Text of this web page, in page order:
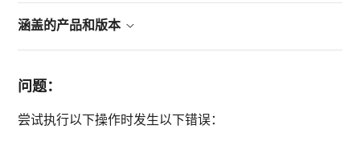
涵盖的产品和版本
问题：
尝试执行以下操作时发生以下错误：